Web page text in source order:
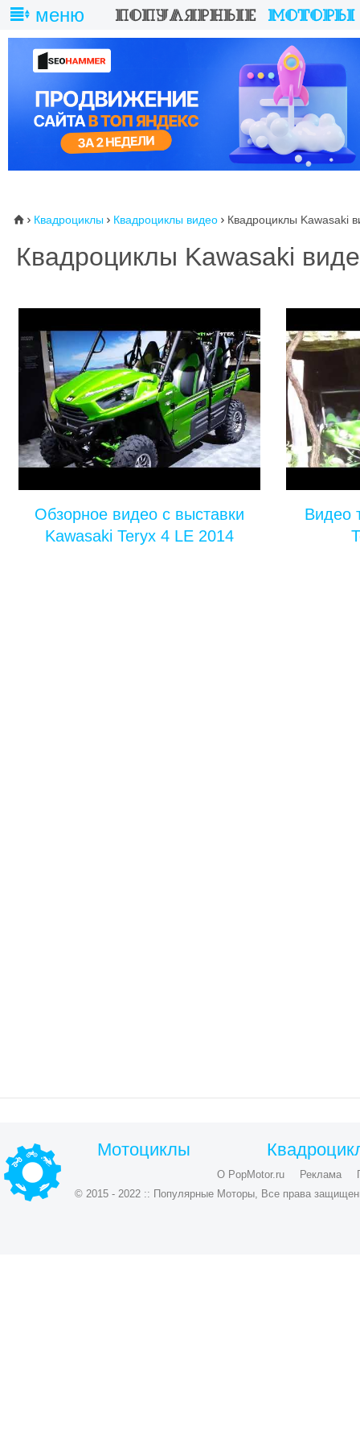
меню
⌂  Квадроциклы  Квадроциклы видео  Квадроциклы Kawasaki
Квадроциклы Kawasaki
Обзорное видео с выставки
Kawasaki Teryx 4 LE 2014
Видео
Мотоциклы
О PopMotor.ru Реклама
© 2015 - 2022 :: Популярные Моторы, Все права